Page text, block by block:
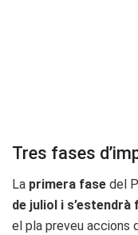
Tres fases
La primera fase del
de juliol i s’estendrà
el pla preveu accions